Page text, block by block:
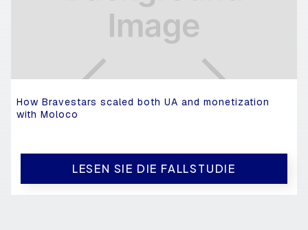
How Bravestars scaled both UA and monetization
with Moloco
LESEN SIE DIE FALLSTUDIE